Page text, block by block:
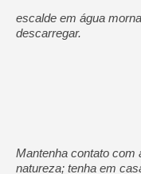
escalde em água
descarregar.
Mantenha contato com
natureza; tenha em